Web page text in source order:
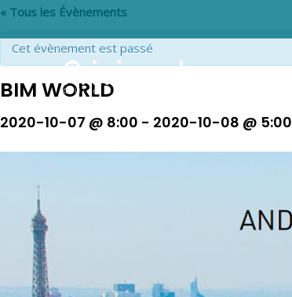
« Tous les Évènements
Cet évènement est passé
BIM WORLD
2020-10-07 @ 8:00 - 2020-10-08 @ 5:00